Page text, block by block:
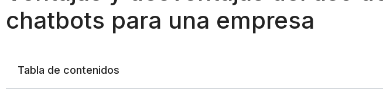
chatbots para una empresa
Tabla de contenidos